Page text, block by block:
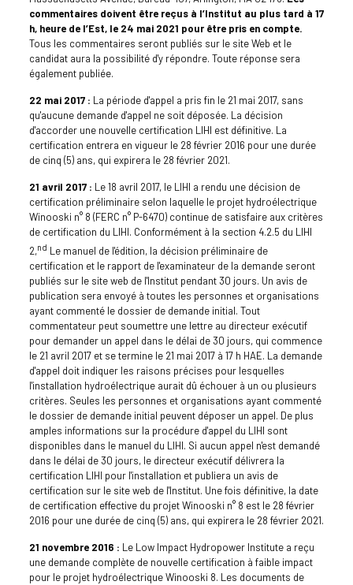
commentaires doivent être reçus à l’Institut au plus tard à 17
h, heure de l’Est, le 24 mai 2021 pour être pris en compte.
Tous les commentaires seront publiés sur le site Web et le
candidat aura la possibilité d'y répondre. Toute réponse sera
également publiée.
22 mai 2017 : La période d'appel a pris fin le 21 mai 2017, sans
qu'aucune demande d'appel ne soit déposée. La décision
d'accorder une nouvelle certification LIHI est définitive. La
certification entrera en vigueur le 28 février 2016 pour une durée
de cinq (5) ans, qui expirera le 28 février 2021.
21 avril 2017 : Le 18 avril 2017, le LIHI a rendu une décision de
certification préliminaire selon laquelle le projet hydroélectrique
Winooski n° 8 (FERC n° P-6470) continue de satisfaire aux critères
de certification du LIHI. Conformément à la section 4.2.5 du LIHI
2,nd Le manuel de l'édition, la décision préliminaire de
certification et le rapport de l'examinateur de la demande seront
publiés sur le site web de l'Institut pendant 30 jours. Un avis de
publication sera envoyé à toutes les personnes et organisations
ayant commenté le dossier de demande initial. Tout
commentateur peut soumettre une lettre au directeur exécutif
pour demander un appel dans le délai de 30 jours, qui commence
le 21 avril 2017 et se termine le 21 mai 2017 à 17 h HAE. La demande
d'appel doit indiquer les raisons précises pour lesquelles
l'installation hydroélectrique aurait dû échouer à un ou plusieurs
critères. Seules les personnes et organisations ayant commenté
le dossier de demande initial peuvent déposer un appel. De plus
amples informations sur la procédure d'appel du LIHI sont
disponibles dans le manuel du LIHI. Si aucun appel n'est demandé
dans le délai de 30 jours, le directeur exécutif délivrera la
certification LIHI pour l'installation et publiera un avis de
certification sur le site web de l'Institut. Une fois définitive, la date
de certification effective du projet Winooski n° 8 est le 28 février
2016 pour une durée de cinq (5) ans, qui expirera le 28 février 2021.
21 novembre 2016 : Le Low Impact Hydropower Institute a reçu
une demande complète de nouvelle certification à faible impact
pour le projet hydroélectrique Winooski 8. Les documents de